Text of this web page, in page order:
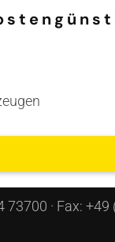
73700 · Fax: